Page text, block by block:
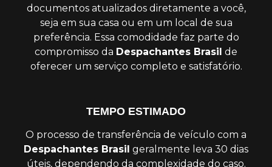
documentos atualizados diretamente a você,
seja em sua casa ou em um local de sua
preferência. Essa comodidade faz parte do
compromisso da Despachantes Brasil de
oferecer um serviço completo e satisfatório.
TEMPO ESTIMADO
O processo de transferência de veículo com a
Despachantes Brasil geralmente leva 30 dias
úteis, dependendo da complexidade do caso.